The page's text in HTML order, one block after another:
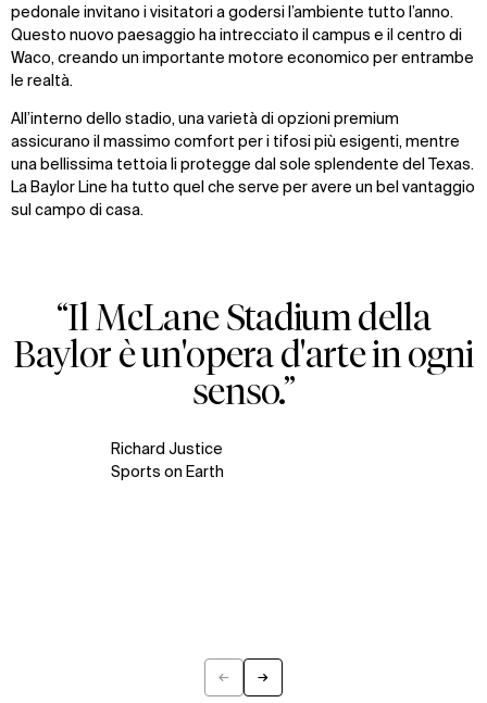
pedonale invitano i visitatori a godersi l’ambiente tutto l’anno.
Questo nuovo paesaggio ha intrecciato il campus e il centro di
Waco, creando un importante motore economico per entrambe
le realtà.
All’interno dello stadio, una varietà di opzioni premium
assicurano il massimo comfort per i tifosi più esigenti, mentre
una bellissima tettoia li protegge dal sole splendente del Texas.
La Baylor Line ha tutto quel che serve per avere un bel vantaggio
sul campo di casa.
“Il McLane Stadium della
Baylor è un'opera d'arte in ogni
senso.”
Richard Justice
Sports on Earth
← →